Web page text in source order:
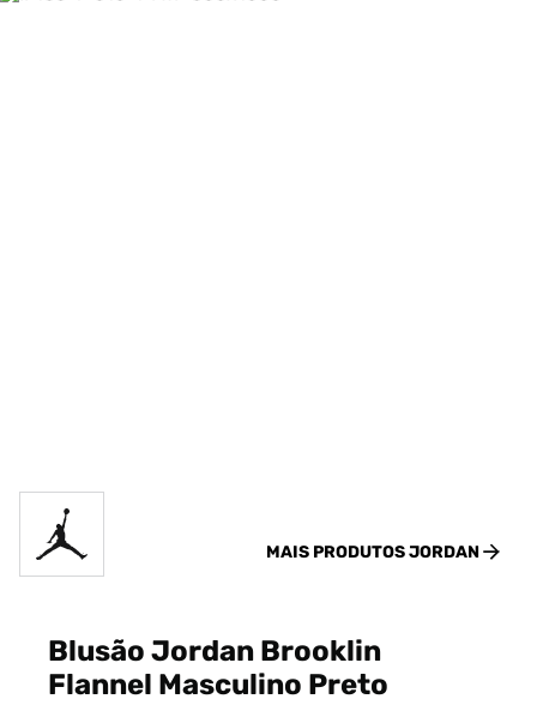
MAIS PRODUTOSJORDAN
Blusão Jordan Brooklin
Flannel Masculino Preto